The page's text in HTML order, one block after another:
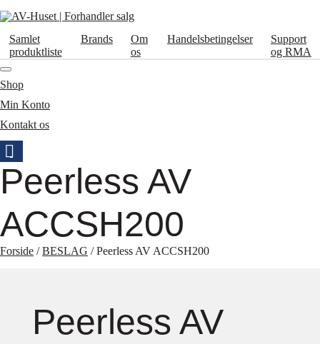
Samlet
produktliste
Brands
Om
os
Handelsbetingelser
Support
og RMA
Shop
Min Konto
Kontakt os
Peerless AV
ACCSH200
Forside /BESLAG / Peerless AV ACCSH200
Peerless AV